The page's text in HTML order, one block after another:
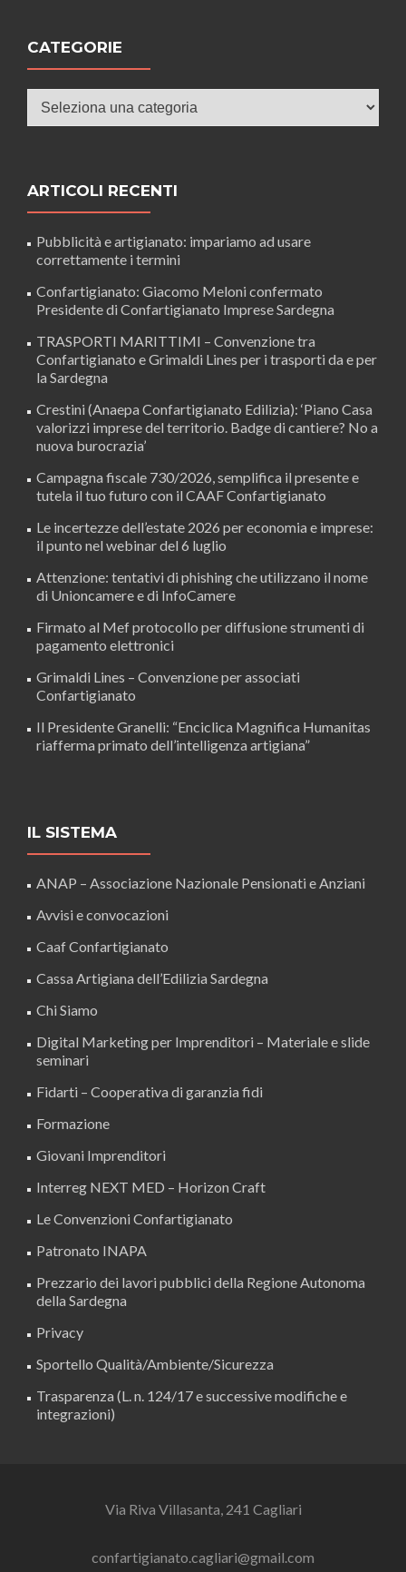
CATEGORIE
ARTICOLI RECENTI
Pubblicità e artigianato: impariamo ad usare
correttamente i termini
Confartigianato: Giacomo Meloni confermato
Presidente di Confartigianato Imprese Sardegna
TRASPORTI MARITTIMI – Convenzione tra
Confartigianato e Grimaldi Lines per i trasporti da e per
la Sardegna
Crestini (Anaepa Confartigianato Edilizia): ‘Piano Casa
valorizzi imprese del territorio. Badge di cantiere? No a
nuova burocrazia’
Campagna fiscale 730/2026, semplifica il presente e
tutela il tuo futuro con il CAAF Confartigianato
Le incertezze dell’estate 2026 per economia e imprese:
il punto nel webinar del 6 luglio
Attenzione: tentativi di phishing che utilizzano il nome
di Unioncamere e di InfoCamere
Firmato al Mef protocollo per diffusione strumenti di
pagamento elettronici
Grimaldi Lines – Convenzione per associati
Confartigianato
Il Presidente Granelli: “Enciclica Magnifica Humanitas
riafferma primato dell’intelligenza artigiana”
IL SISTEMA
ANAP – Associazione Nazionale Pensionati e Anziani
Avvisi e convocazioni
Caaf Confartigianato
Cassa Artigiana dell’Edilizia Sardegna
Chi Siamo
Digital Marketing per Imprenditori – Materiale e slide
seminari
Fidarti – Cooperativa di garanzia fidi
Formazione
Giovani Imprenditori
Interreg NEXT MED – Horizon Craft
Le Convenzioni Confartigianato
Patronato INAPA
Prezzario dei lavori pubblici della Regione Autonoma
della Sardegna
Privacy
Sportello Qualità/Ambiente/Sicurezza
Trasparenza (L. n. 124/17 e successive modifiche e
integrazioni)
Via Riva Villasanta, 241 Cagliari
confartigianato.cagliari@gmail.com